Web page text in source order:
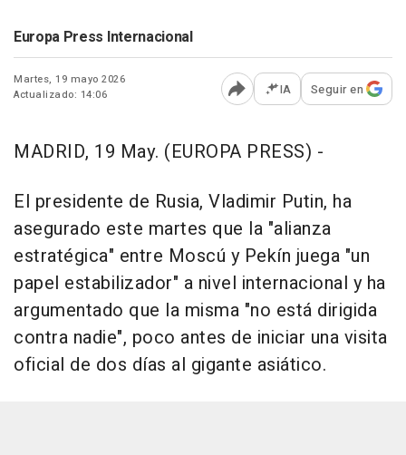
Europa Press Internacional
Martes, 19 mayo 2026
Actualizado: 14:06
Abrir opciones para
IA Seguir en
MADRID, 19 May. (EUROPA PRESS) -
El presidente de Rusia, Vladimir Putin, ha
asegurado este martes que la "alianza
estratégica" entre Moscú y Pekín juega "un
papel estabilizador" a nivel internacional y ha
argumentado que la misma "no está dirigida
contra nadie", poco antes de iniciar una visita
oficial de dos días al gigante asiático.